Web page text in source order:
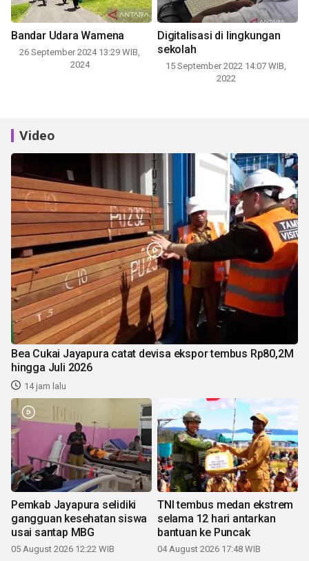
Bandar Udara Wamena
26 September 2024 13:29 WIB,
2024
Digitalisasi di lingkungan
sekolah
15 September 2022 14:07 WIB,
2022
Video
Bea Cukai Jayapura catat devisa ekspor tembus Rp80,2M
hingga Juli 2026
14 jam lalu
Pemkab Jayapura selidiki
gangguan kesehatan siswa
usai santap MBG
05 August 2026 12:22 WIB
TNI tembus medan ekstrem
selama 12 hari antarkan
bantuan ke Puncak
04 August 2026 17:48 WIB